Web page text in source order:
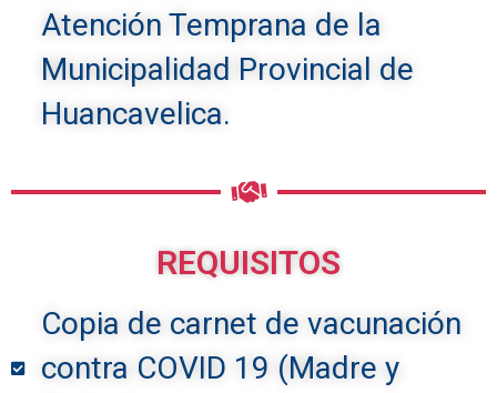
Atención Temprana de la
Municipalidad Provincial de
Huancavelica.
REQUISITOS
Copia de carnet de vacunación
contra COVID 19 (Madre y